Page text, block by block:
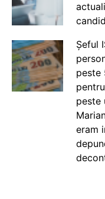
Șeful
peste
peste
eram